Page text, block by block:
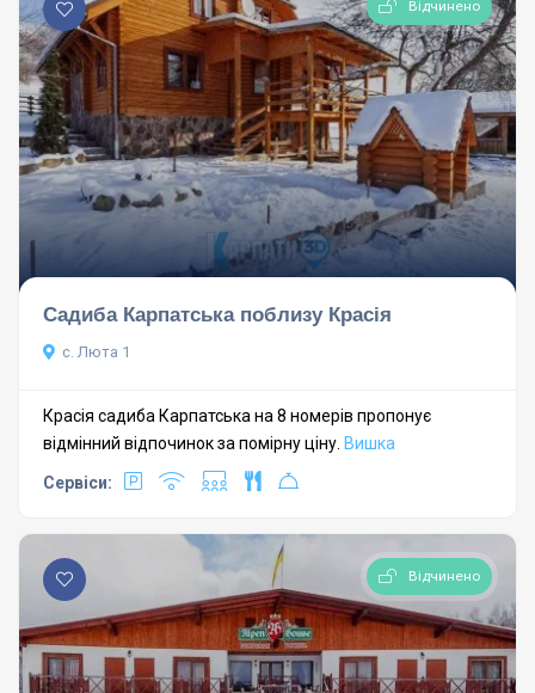
Відчинено
Садиба Карпатська поблизу Красія
с. Люта 1
Красія садиба Карпатська на 8 номерів пропонує
відмінний відпочинок за помірну ціну. Вишка
Сервіси:
Відчинено